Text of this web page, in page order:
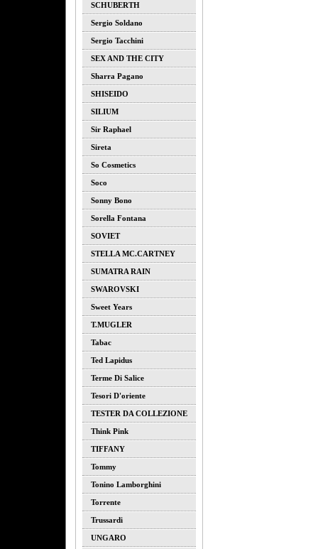
SCHUBERTH
Sergio Soldano
Sergio Tacchini
SEX AND THE CITY
Sharra Pagano
SHISEIDO
SILIUM
Sir Raphael
Sireta
So Cosmetics
Soco
Sonny Bono
Sorella Fontana
SOVIET
STELLA MC.CARTNEY
SUMATRA RAIN
SWAROVSKI
Sweet Years
T.MUGLER
Tabac
Ted Lapidus
Terme Di Salice
Tesori D'oriente
TESTER DA COLLEZIONE
Think Pink
TIFFANY
Tommy
Tonino Lamborghini
Torrente
Trussardi
UNGARO